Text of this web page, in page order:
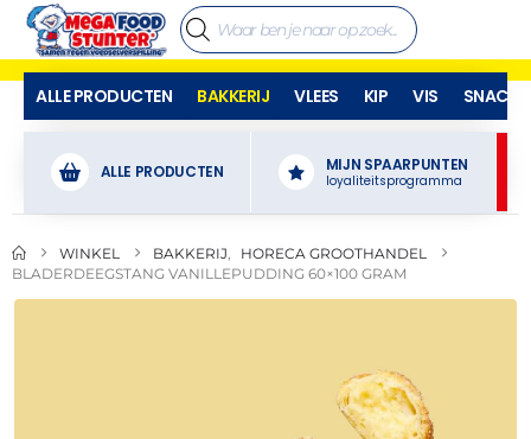
ALLE PRODUCTEN BAKKERIJ VLEES KIP VIS SNACKS
ALLE PRODUCTEN MIJN SPAARPUNTEN
loyaliteitsprogramma
WINKEL BAKKERIJ
HORECA GROOTHANDEL
BLADERDEEGSTANG VANILLEPUDDING 60×100 GRAM